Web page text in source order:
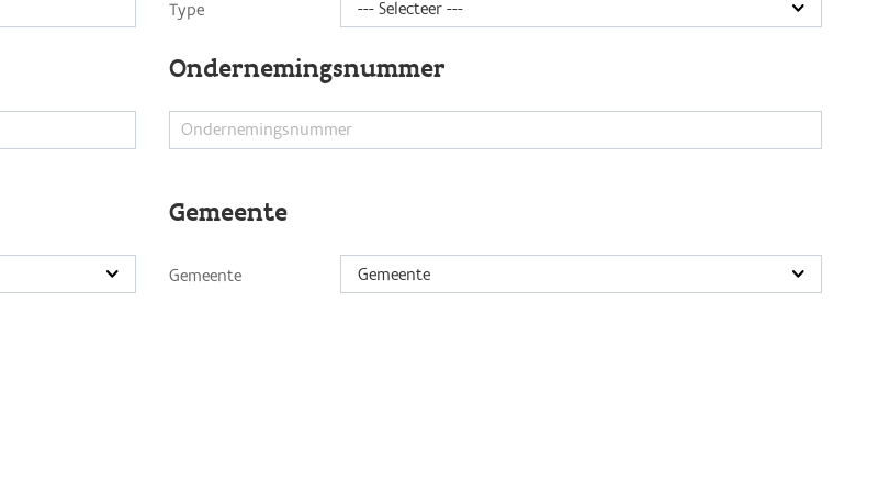
Type
Ondernemingsnummer
Gemeente
Gemeente Gemeente